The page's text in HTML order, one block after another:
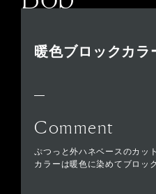
暖色ブロックカラ
Comment
ぷつっと外ハネベースのカッ
カラーは暖色に染めてブロッ